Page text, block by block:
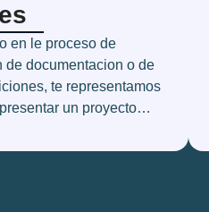
en le proceso de
de documentacion o de
te representamos
un proyecto…